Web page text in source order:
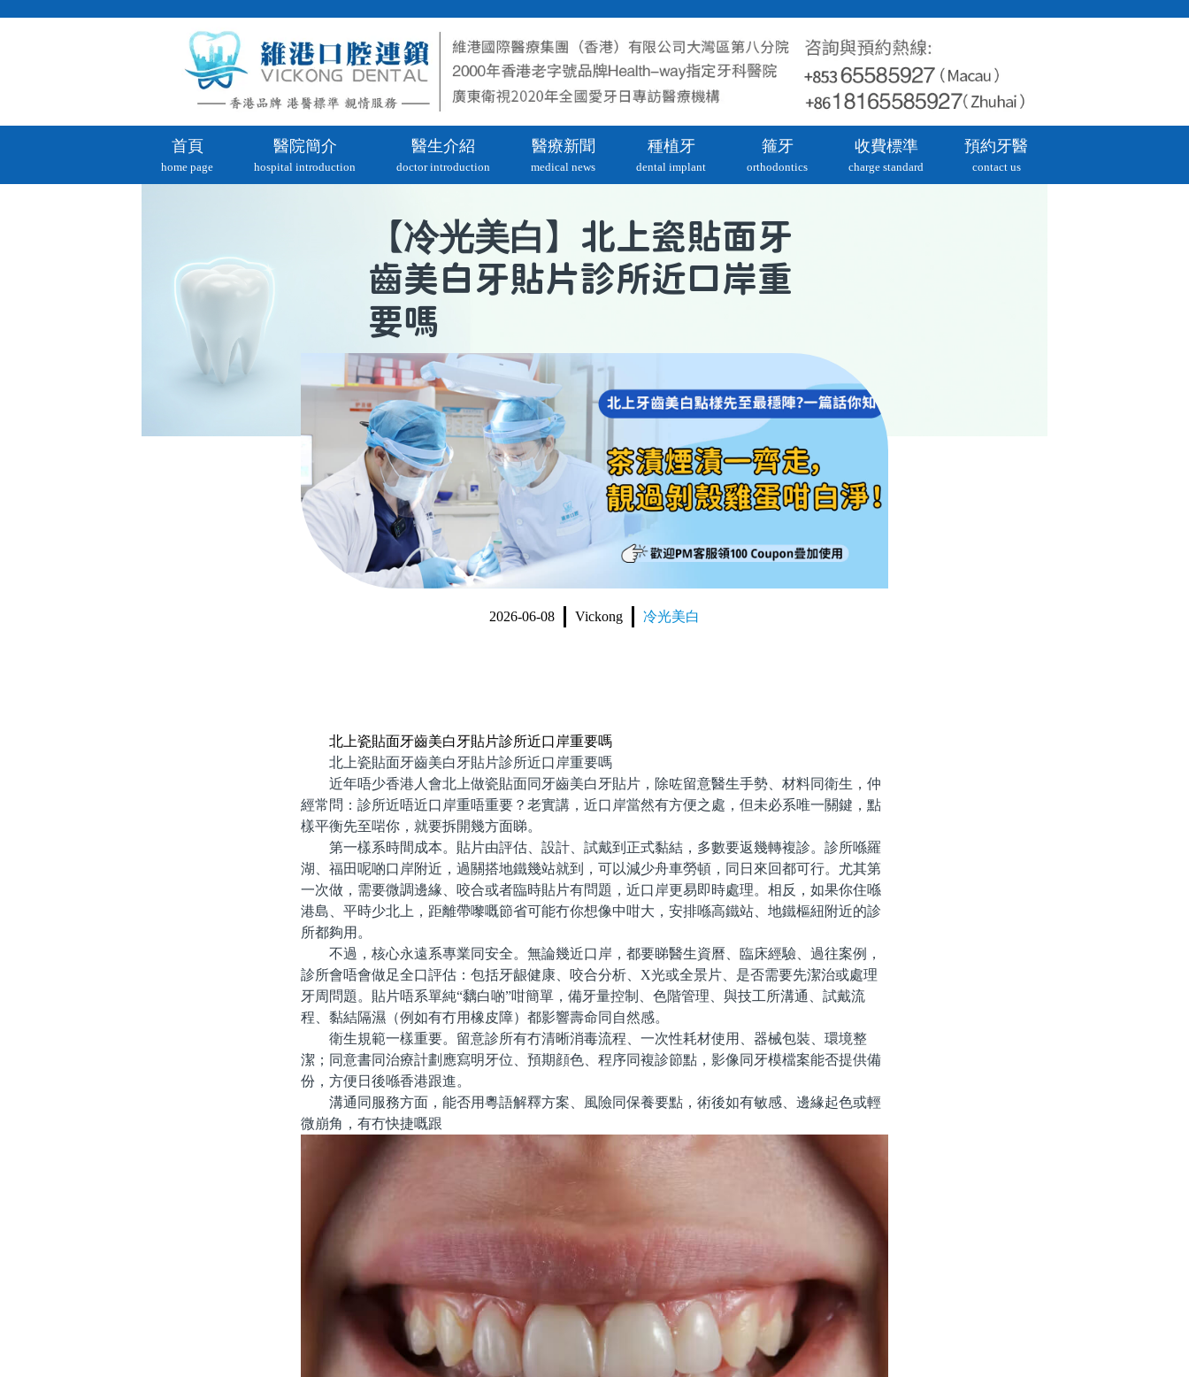
首頁
home page
醫院簡介
hospital introduction
醫生介紹
doctor introduction
醫療新聞
medical news
種植牙
dental implant
箍牙
orthodontics
收費標準
charge standard
預約牙醫
contact us
【冷光美白 】北上瓷貼面牙
齒美白牙貼片診所近口岸重
要嗎
2026-06-08 Vickong 冷光美白
北上瓷貼面牙齒美白牙貼片診所近口岸重要嗎
北上瓷貼面牙齒美白牙貼片診所近口岸重要嗎
近年唔少香港人會北上做瓷貼面同牙齒美白牙貼片，除咗留意醫生手勢、材料同衛生，仲
經常問：診所近唔近口岸重唔重要？老實講，近口岸當然有方便之處，但未必系唯一關鍵，點
樣平衡先至啱你，就要拆開幾方面睇。
第一樣系時間成本。貼片由評估、設計、試戴到正式黏結，多數要返幾轉複診。診所喺羅
湖、福田呢啲口岸附近，過關搭地鐵幾站就到，可以減少舟車勞頓，同日來回都可行。尤其第
一次做，需要微調邊緣、咬合或者臨時貼片有問題，近口岸更易即時處理。相反，如果你住喺
港島、平時少北上，距離帶嚟嘅節省可能冇你想像中咁大，安排喺高鐵站、地鐵樞紐附近的診
所都夠用。
不過，核心永遠系專業同安全。無論幾近口岸，都要睇醫生資曆、臨床經驗、過往案例，
診所會唔會做足全口評估：包括牙龈健康、咬合分析、X光或全景片、是否需要先潔治或處理
牙周問題。貼片唔系單純“黐白啲”咁簡單，備牙量控制、色階管理、與技工所溝通、試戴流
程、黏結隔濕（例如有冇用橡皮障）都影響壽命同自然感。
衛生規範一樣重要。留意診所有冇清晰消毒流程、一次性耗材使用、器械包裝、環境整
潔；同意書同治療計劃應寫明牙位、預期顔色、程序同複診節點，影像同牙模檔案能否提供備
份，方便日後喺香港跟進。
溝通同服務方面，能否用粵語解釋方案、風險同保養要點，術後如有敏感、邊緣起色或輕
微崩角，有冇快捷嘅跟